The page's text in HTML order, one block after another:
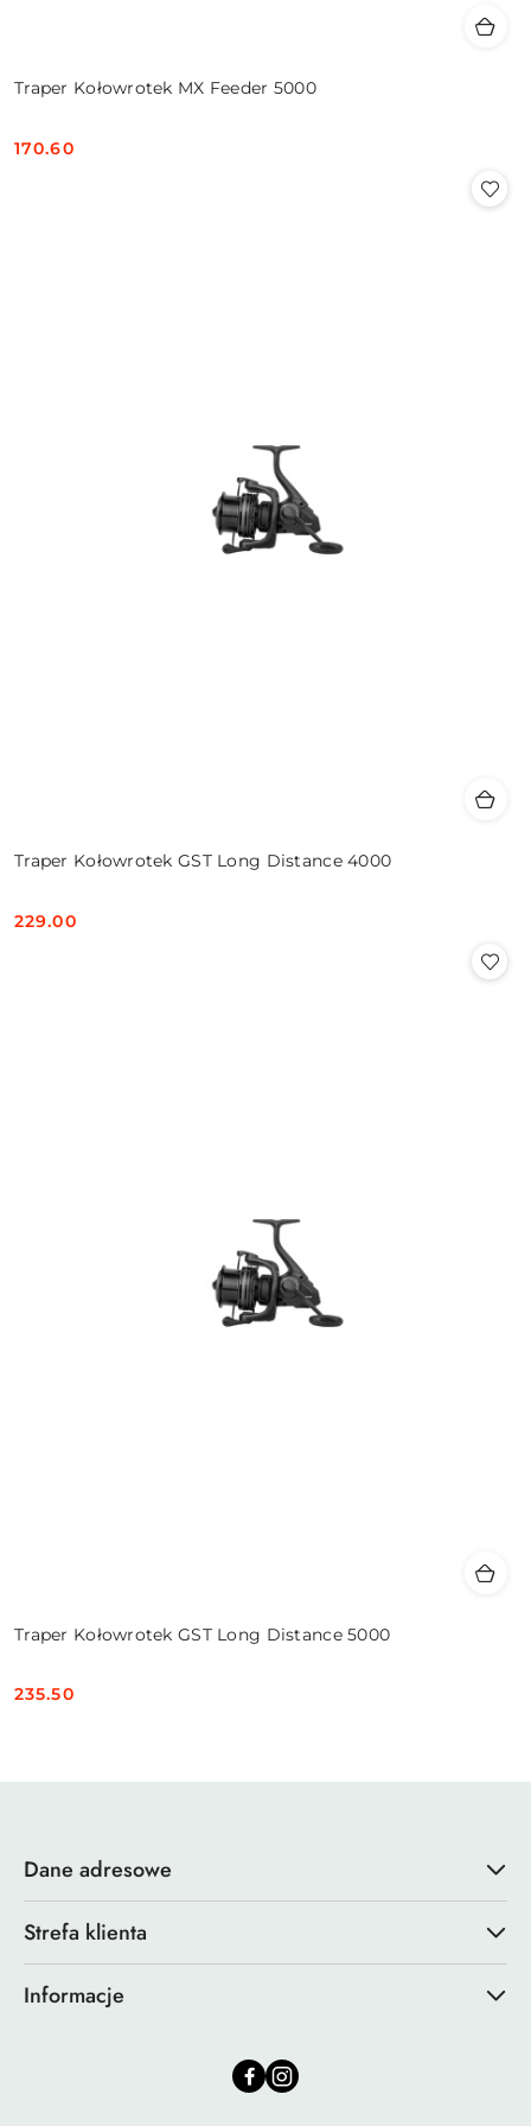
Traper Kołowrotek MX Feeder 5000
Cena:
170.60
Traper Kołowrotek GST Long Distance 4000
Cena:
229.00
Traper Kołowrotek GST Long Distance 5000
Cena:
235.50
Dane adresowe
Strefa klienta
Informacje